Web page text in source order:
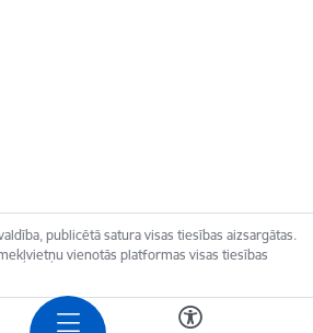
publicētā satura visas tiesības aizsargātas.
vienotās platformas visas tiesības